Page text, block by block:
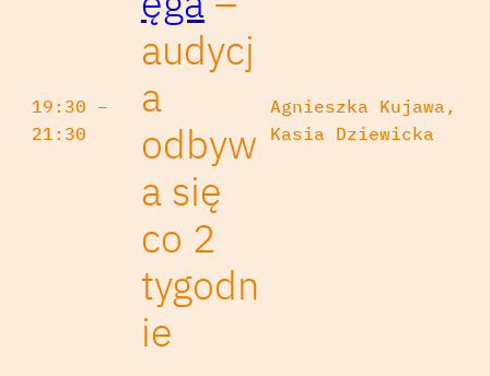
19:30 –
21:30
audycj
a
odbyw
a się
co 2
tygodn
ie
Agnieszka Kujawa,
Kasia Dziewicka